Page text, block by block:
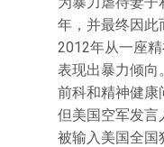
年，并最终因此
2012年从一座
表现出暴力倾向
前科和精神健康
但美国空军发言
被输入美国全国